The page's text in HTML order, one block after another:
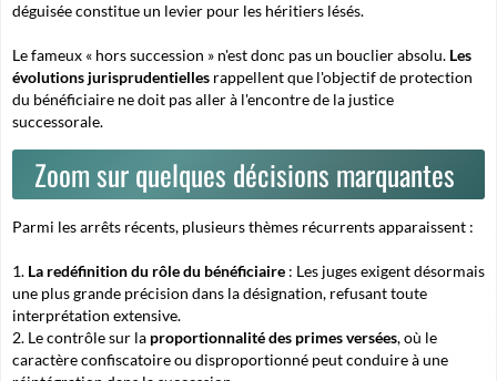
déguisée constitue un levier pour les héritiers lésés.
Le fameux « hors succession » n'est donc pas un bouclier absolu. Les
évolutions jurisprudentielles rappellent que l'objectif de protection
du bénéficiaire ne doit pas aller à l'encontre de la justice
successorale.
Zoom sur quelques décisions marquantes
Parmi les arrêts récents, plusieurs thèmes récurrents apparaissent :
La redéfinition du rôle du bénéficiaire : Les juges exigent désormais
une plus grande précision dans la désignation, refusant toute
interprétation extensive.
Le contrôle sur la proportionnalité des primes versées, où le
caractère confiscatoire ou disproportionné peut conduire à une